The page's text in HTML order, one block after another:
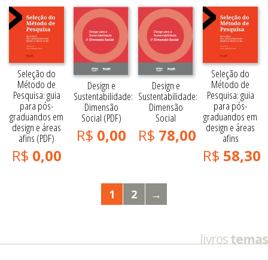
Seleção do
Método de
Pesquisa: guia
para pós-
graduandos em
design e áreas
afins (PDF)
R$ 0,00
Design e
Sustentabilidade:
Dimensão
Social (PDF)
R$ 0,00
Design e
Sustentabilidade:
Dimensão
Social
R$ 78,00
Seleção do
Método de
Pesquisa: guia
para pós-
graduandos em
design e áreas
afins
R$ 58,30
1 2 →
livrostemas